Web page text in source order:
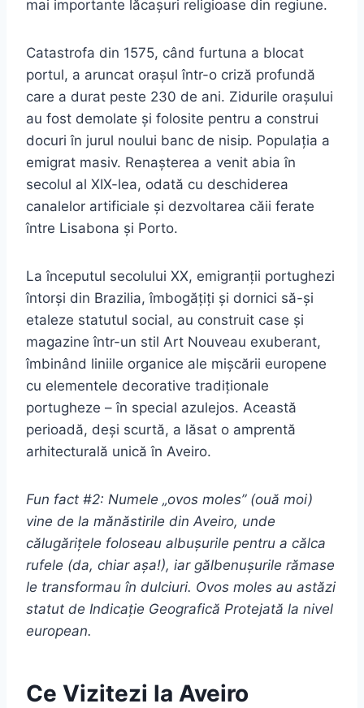
mai importante lăcașuri religioase din regiune.
Catastrofa din 1575, când furtuna a blocat
portul, a aruncat orașul într-o criză profundă
care a durat peste 230 de ani. Zidurile orașului
au fost demolate și folosite pentru a construi
docuri în jurul noului banc de nisip. Populația a
emigrat masiv. Renașterea a venit abia în
secolul al XIX-lea, odată cu deschiderea
canalelor artificiale și dezvoltarea căii ferate
între Lisabona și Porto.
La începutul secolului XX, emigranții portughezi
întorși din Brazilia, îmbogățiți și dornici să-și
etaleze statutul social, au construit case și
magazine într-un stil Art Nouveau exuberant,
îmbinând liniile organice ale mișcării europene
cu elementele decorative tradiționale
portugheze – în special azulejos. Această
perioadă, deși scurtă, a lăsat o amprentă
arhitecturală unică în Aveiro.
Fun fact #2: Numele „ovos moles” (ouă moi)
vine de la mănăstirile din Aveiro, unde
călugărițele foloseau albușurile pentru a călca
rufele (da, chiar așa!), iar gălbenușurile rămase
le transformau în dulciuri. Ovos moles au astăzi
statut de Indicație Geografică Protejată la nivel
european.
Ce Vizitezi la Aveiro